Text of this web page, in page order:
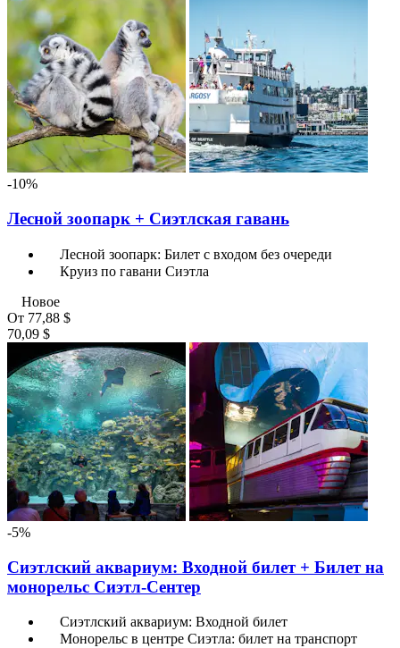
-10%
Лесной зоопарк + Сиэтлская гавань
Лесной зоопарк: Билет с входом без очереди
Круиз по гавани Сиэтла
Новое
От 77,88 $
70,09 $
-5%
Сиэтлский аквариум: Входной билет + Билет на
монорельс Сиэтл-Сентер
Сиэтлский аквариум: Входной билет
Монорельс в центре Сиэтла: билет на транспорт